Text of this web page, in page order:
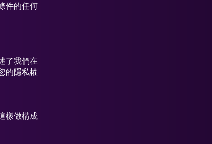
件的任何
了我們在
的隱私權
樣做構成